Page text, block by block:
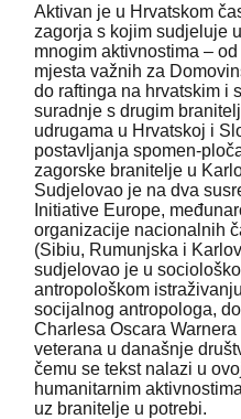
Aktivan je u Hrvatskom
zagorja s kojim sudjeluje u
mnogim aktivnostima –
mjesta važnih za
do raftinga na hrvatskim i
suradnje s drugim
udrugama u Hrvatskoj i
postavljanja spomen-
zagorske branitelje u
Sudjelovao je na dva
Initiative Europe,
organizacije nacionalnih
(Sibiu, Rumunjska i
sudjelovao je u
antropološkom
socijalnog antropologa,
Charlesa Oscara
veterana u današnje
čemu se tekst nalazi u
humanitarnim
uz branitelje u potrebi.